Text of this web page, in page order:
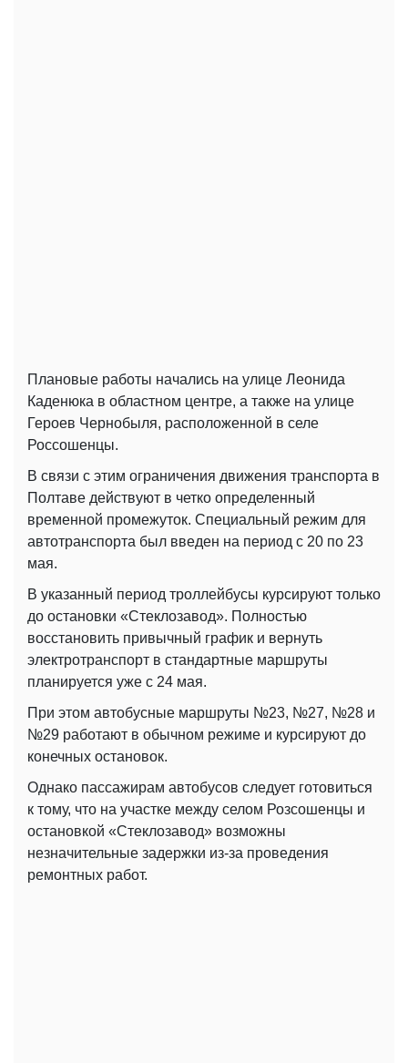
Плановые работы начались на улице Леонида
Каденюка в областном центре, а также на улице
Героев Чернобыля, расположенной в селе
Россошенцы.
В связи с этим ограничения движения транспорта в
Полтаве действуют в четко определенный
временной промежуток. Специальный режим для
автотранспорта был введен на период с 20 по 23
мая.
В указанный период троллейбусы курсируют только
до остановки «Стеклозавод». Полностью
восстановить привычный график и вернуть
электротранспорт в стандартные маршруты
планируется уже с 24 мая.
При этом автобусные маршруты №23, №27, №28 и
№29 работают в обычном режиме и курсируют до
конечных остановок.
Однако пассажирам автобусов следует готовиться
к тому, что на участке между селом Розсошенцы и
остановкой «Стеклозавод» возможны
незначительные задержки из-за проведения
ремонтных работ.